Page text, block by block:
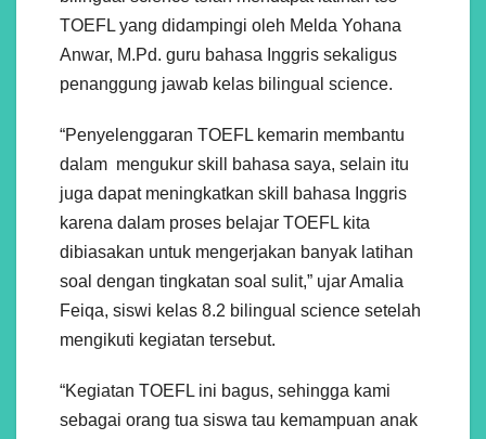
TOEFL yang didampingi oleh Melda Yohana
Anwar, M.Pd. guru bahasa Inggris sekaligus
penanggung jawab kelas bilingual science.
“Penyelenggaran TOEFL kemarin membantu
dalam mengukur skill bahasa saya, selain itu
juga dapat meningkatkan skill bahasa Inggris
karena dalam proses belajar TOEFL kita
dibiasakan untuk mengerjakan banyak latihan
soal dengan tingkatan soal sulit,” ujar Amalia
Feiqa, siswi kelas 8.2 bilingual science setelah
mengikuti kegiatan tersebut.
“Kegiatan TOEFL ini bagus, sehingga kami
sebagai orang tua siswa tau kemampuan anak